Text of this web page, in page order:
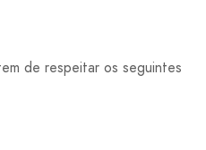
de respeitar os seguintes